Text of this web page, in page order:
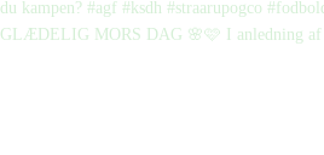
GLÆDELIG MORS DAG 🌸🩷 I anledning af